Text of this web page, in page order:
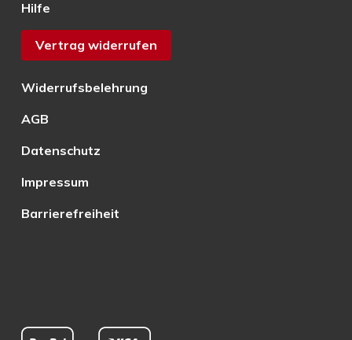
Hilfe
Vertrag widerrufen
Widerrufsbelehrung
AGB
Datenschutz
Impressum
Barrierefreiheit